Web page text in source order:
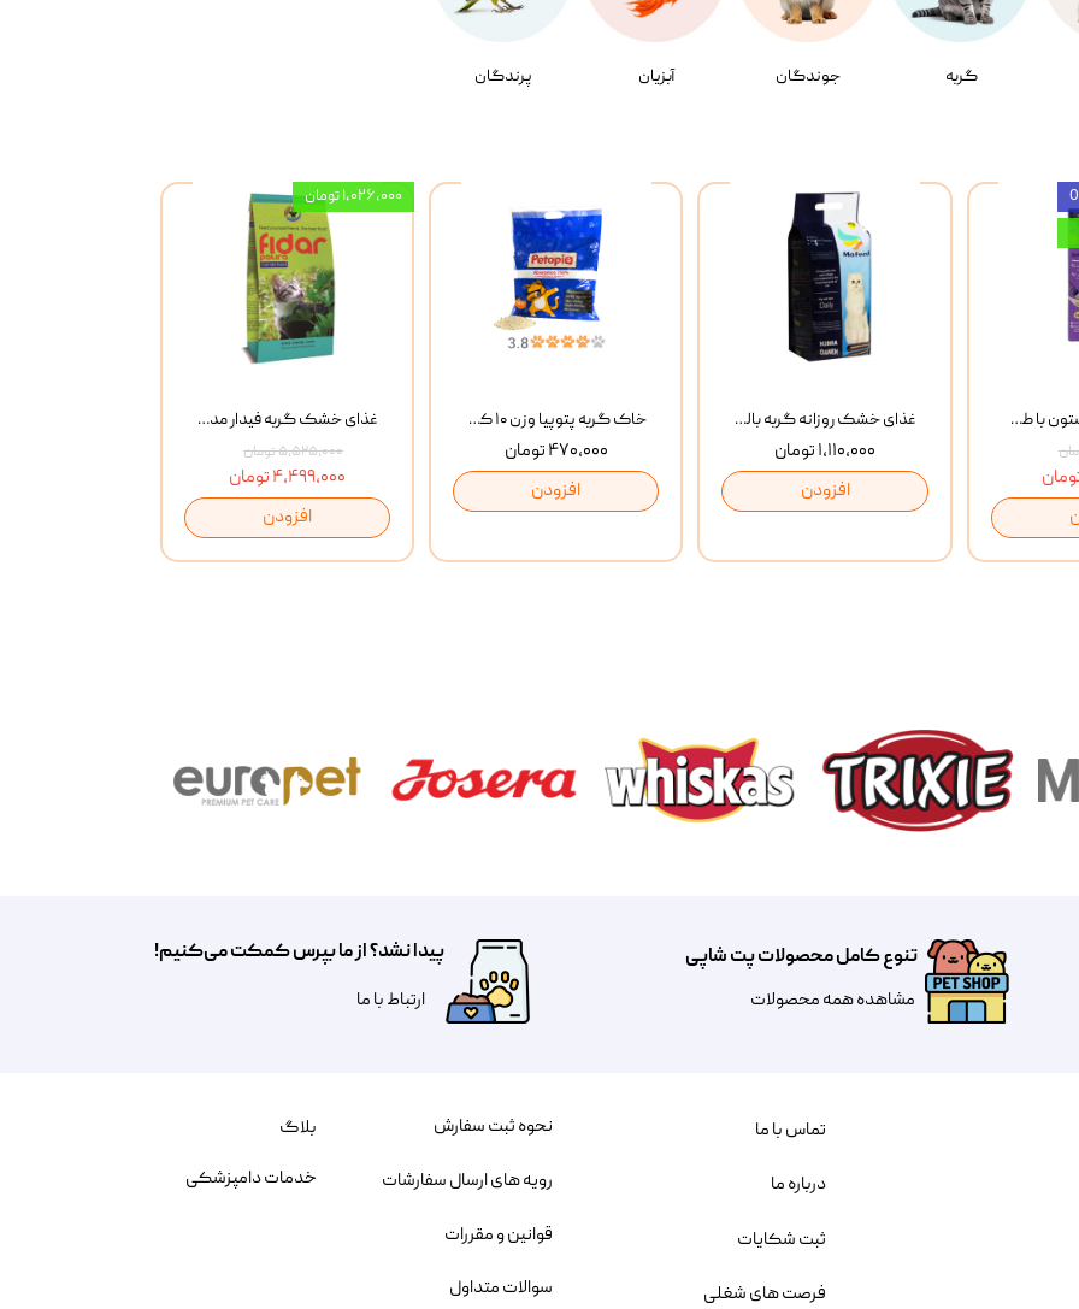
گربه جوندگان آبزیان پرندگان
غذای خشک گربه فیدار مدل Adult وزن 10 کیلوگرم
۵,۵۲۵,۰۰۰ تومان
۴,۴۹۹,۰۰۰ تومان
افزودن
۱,۰۲۶,۰۰۰ تومان
خاک گربه پتوپیا وزن ۱۰ کیلوگرم
۴۷۰,۰۰۰ تومان
افزودن
غذای خشک روزانه گربه بالغ مفید MoFeed Adult Daily Cat Food وزن 2 کیلوگرم
۱,۱۱۰,۰۰۰ تومان
افزودن
بستنی گربه وینستون با طعم مرغ و ماهی Winstone Chicken & Fish بسته 8 عددی
تنوع کامل محصولات پت شاپی
مشاهده همه محصولات
پیدا نشد؟ از ما بپرس کمکت می‌کنیم!
​​​ارتباط با ما
نحوه ثبت سفارش
رویه های ارسال سفارشات
قوانین و مقررات
سوالات متداول
تماس با ما
درباره ما
ثبت شکایات
فرصت های شغلی
بلاگ
خدمات دامپزشکی